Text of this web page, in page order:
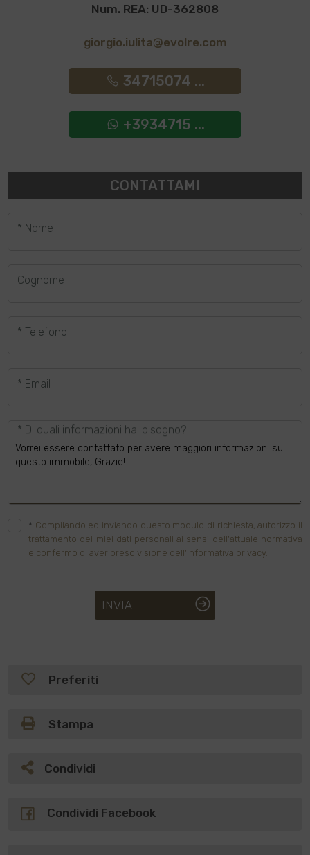
Num. REA: UD-362808
giorgio.iulita@evolre.com
34715074 ...
+3934715 ...
CONTATTAMI
* Nome
Cognome
* Telefono
* Email
* Di quali informazioni hai bisogno?
* Compilando ed inviando questo modulo di richiesta, autorizzo il
trattamento dei miei dati personali ai sensi dell'attuale normativa
e confermo di aver preso visione dell'informativa privacy.
INVIA
Preferiti
Stampa
Condividi
Condividi Facebook